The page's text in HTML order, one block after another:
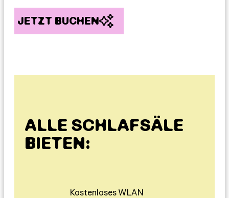
JETZT BUCHEN
ALLE SCHLAFSÄLE
BIETEN:
Kostenloses WLAN